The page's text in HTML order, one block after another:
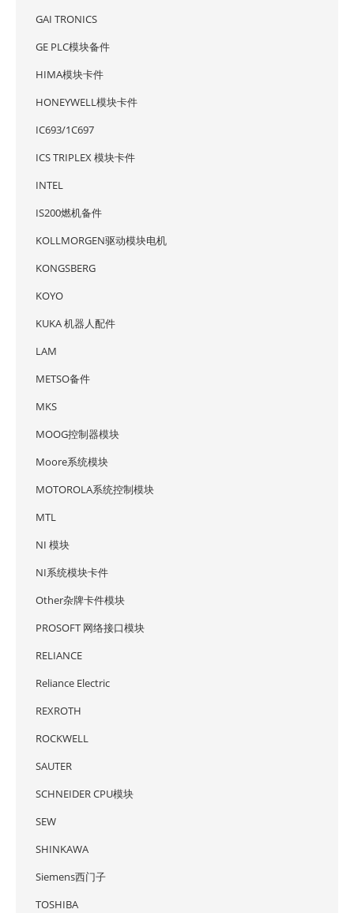
GAI TRONICS
GE PLC模块备件
HIMA模块卡件
HONEYWELL模块卡件
IC693/1C697
ICS TRIPLEX 模块卡件
INTEL
IS200燃机备件
KOLLMORGEN驱动模块电机
KONGSBERG
KOYO
KUKA 机器人配件
LAM
METSO备件
MKS
MOOG控制器模块
Moore系统模块
MOTOROLA系统控制模块
MTL
NI 模块
NI系统模块卡件
Other杂牌卡件模块
PROSOFT 网络接口模块
RELIANCE
Reliance Electric
REXROTH
ROCKWELL
SAUTER
SCHNEIDER CPU模块
SEW
SHINKAWA
Siemens西门子
TOSHIBA